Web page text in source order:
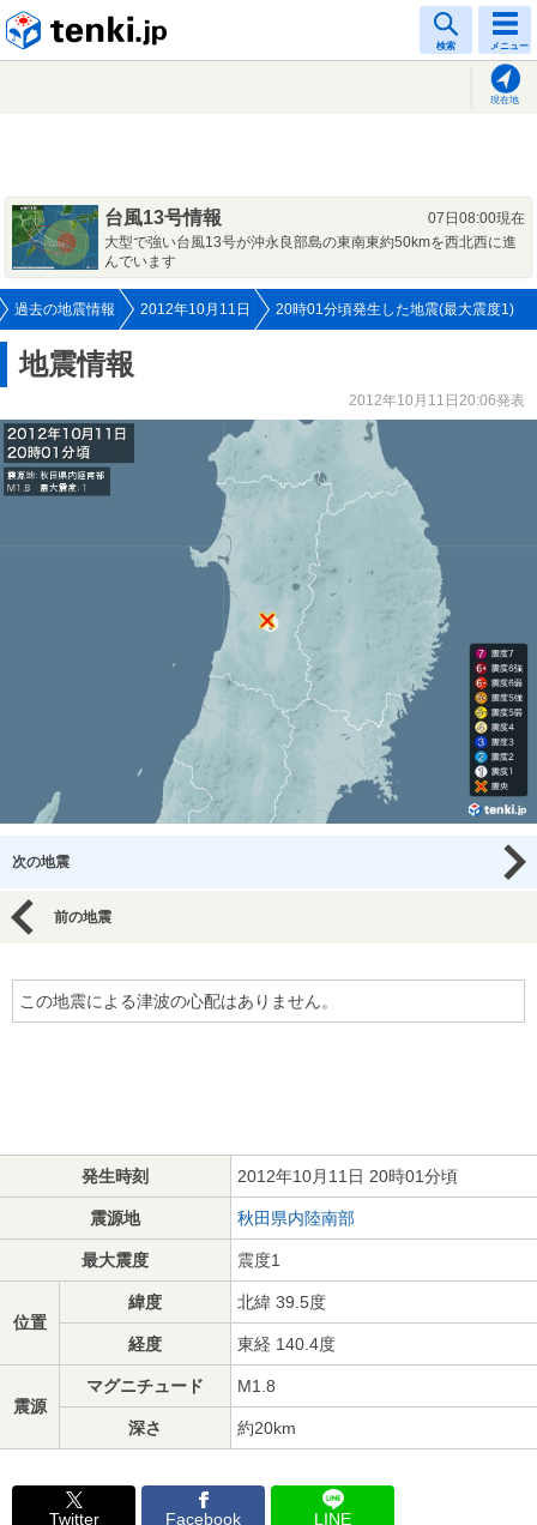
検索 メニュー
現在地
台風13号情報
07日08:00現在
大型で強い台風13号が沖永良部島の東南東約50kmを西北西に進
んでいます
過去の地震情報 2012年10月11日 20時01分頃発生した地震(最大震度1)
地震情報
2012年10月11日20:06発表
次の地震
前の地震
この地震による津波の心配はありません。
発生時刻 2012年10月11日 20時01分頃
震源地 秋田県内陸南部
最大震度 震度1
位置
緯度 北緯 39.5度
経度 東経 140.4度
震源
マグニチュード M1.8
深さ 約20km
Twitter Facebook LINE